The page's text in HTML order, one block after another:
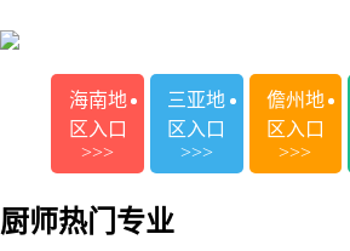
海南地
区入口
>>>
三亚地
区入口
>>>
儋州地
区入口
>>>
厨师热门专业